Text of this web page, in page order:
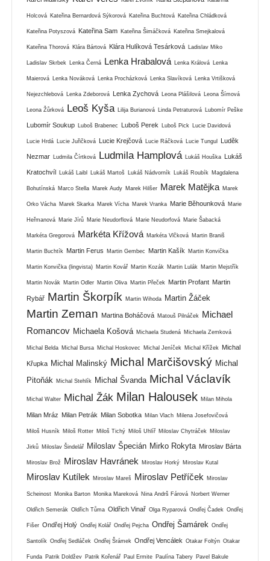
Holcová Kateřina Bernardová Sýkorová Kateřina Buchtová Kateřina Chládková
Kateřina Potyszová Kateřina Sam Kateřina Šimáčková Kateřina Smejkalová
Kateřina Thorová Klára Bártová Klára Hulíková Tesárková Ladislav Miko
Ladislav Skrbek Lenka Černá Lenka Hrabalová Lenka Králová Lenka
Maierová Lenka Nováková Lenka Procházková Lenka Slavíková Lenka Vrtišková
Nejezchlebová Lenka Zdeborová Lenka Zychová Leona Plášilová Leona Šímová
Leona Žůrková Leoš Kyša Lilija Burianová Linda Petraturová Lubomír Peške
Lubomír Soukup Luboš Brabenec Luboš Perek Luboš Pick Lucie Davidová
Lucie Hrdá Lucie Juřičková Lucie Krejčová Lucie Ráčková Lucie Tungul Luděk
Nezmar Ludmila Čírtková Ludmila Hamplová Lukáš Houška Lukáš
Kratochvíl Lukáš Laibl Lukáš Martoš Lukáš Nádvorník Lukáš Roubík Magdalena
Bohutínská Marco Stella Marek Audy Marek Hilšer Marek Matějka Marek
Orko Vácha Marek Skarka Marek Vícha Marek Vranka Marie Běhounková Marie
Heřmanová Marie Jírů Marie Neudorflová Marie Neudorfová Marie Šabacká
Markéta Gregorová Markéta Křížová Markéta Vlčková Martin Braniš
Martin Buchtík Martin Ferus Martin Gembec Martin Kašík Martin Konvička
Martin Konvička (lingvista) Martin Kovář Martin Kozák Martin Lulák Martin Mejstřík
Martin Novák Martin Odler Martin Oliva Martin Přeček Martin Profant Martin
Rybář Martin Škorpík Martin Wihoda Martin Žáček
Martin Zeman Martina Boháčová Matouš Pilnáček
Michael
Romancov Michaela Košová Michaela Studená Michaela Zemková
Michal Belda Michal Bursa Michal Hoskovec Michal Jeníček Michal Křížek Michal
Křupka Michal Malinský Michal Marčišovský Michal
Pitoňák
Michal Stehlík Michal Švanda Michal Václavík
Michal Walter Michal Žák Milan Halousek Milan Mihola
Milan Mráz Milan Petrák Milan Sobotka Milan Vlach Milena Josefovičová
Miloš Husník Miloš Rotter Miloš Tichý Miloš Uhlíř Miloslav Chytráček Miloslav
Jirků Miloslav Šindelář Miloslav Špecián Mirko Rokyta Miroslav Bárta
Miroslav Brož Miroslav Havránek Miroslav Horký Miroslav Kutal
Miroslav Kutílek Miroslav Mareš Miroslav Petříček Miroslav
Scheinost Monika Barton Monika Mareková Nina Andrš Fárová Norbert Werner
Oldřich Semerák Oldřich Tůma Oldřich Vinař Olga Ryparová Ondřej Čadek Ondřej
Fišer Ondřej Holý Ondřej Kolář Ondřej Pejcha Ondřej Šamárek Ondřej
Santolík Ondřej Sedláček Ondřej Šrámek Ondřej Vencálek Otakar Foltýn Otakar
Funda Patrik Doldžev Patrik Kořenář Paul Ermite Paulína Tabery Pavel Bakule